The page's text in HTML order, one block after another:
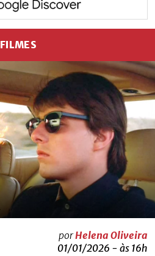
FILMES
porHelena Oliveira
01/01/2026 - às 16h